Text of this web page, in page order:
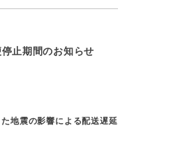
止期間のお知らせ
地震の影響による配送遅延